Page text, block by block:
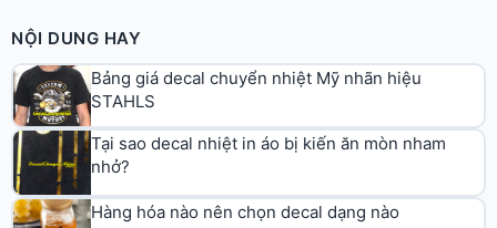
NỘI DUNG HAY
Bảng giá decal chuyển nhiệt Mỹ nhãn hiệu
STAHLS
Tại sao decal nhiệt in áo bị kiến ăn mòn nham
nhở?
Hàng hóa nào nên chọn decal dạng nào